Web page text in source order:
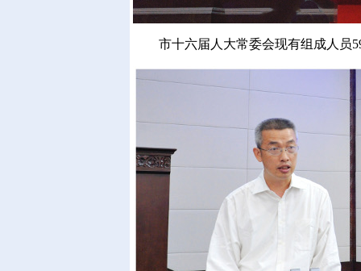
市十六届人大常委会现有组成人员